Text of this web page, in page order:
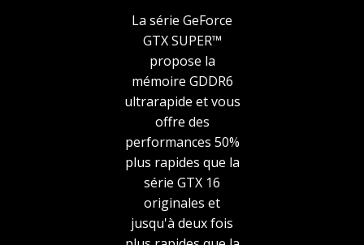
La série GeForce
GTX SUPER™
propose la
mémoire GDDR6
ultrarapide et vous
offre des
performances 50%
plus rapides que la
série GTX 16
originales et
jusqu'à deux fois